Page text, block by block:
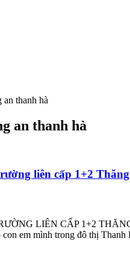
an thanh hà
an thanh hà
liên cấp 1+2
LIÊN CẤP 1+2
em mình trong đô thị